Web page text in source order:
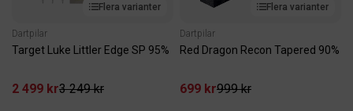
Flera varianter
Dartpilar
Target Luke Littler Edge SP 95%
2 499 kr3 249 kr
Flera varianter
Dartpilar
Red Dragon Recon Tapered 90%
699 kr999 kr